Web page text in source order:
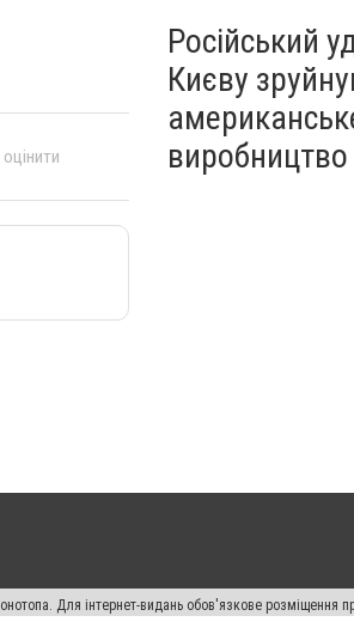
Російський
Києву
виробництво
Для інтернет-видань обов'язкове розміщення